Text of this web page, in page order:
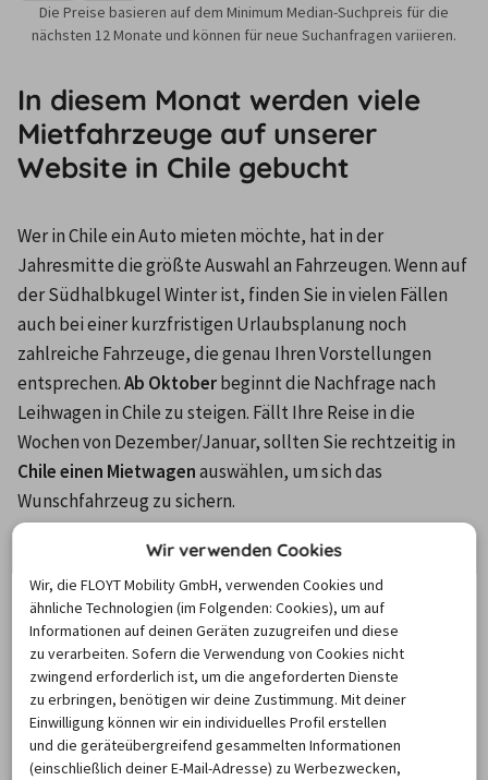
Die Preise basieren auf dem Minimum Median-Suchpreis für die
nächsten 12 Monate und können für neue Suchanfragen variieren.
In diesem Monat werden viele
Mietfahrzeuge auf unserer
Website in Chile gebucht
Wer in Chile ein Auto mieten möchte, hat in der
Jahresmitte die größte Auswahl an Fahrzeugen. Wenn auf
der Südhalbkugel Winter ist, finden Sie in vielen Fällen
auch bei einer kurzfristigen Urlaubsplanung noch
zahlreiche Fahrzeuge, die genau Ihren Vorstellungen
entsprechen. Ab Oktober beginnt die Nachfrage nach
Leihwagen in Chile zu steigen. Fällt Ihre Reise in die
Chile einen Mietwagen auswählen, um sich das
Wunschfahrzeug zu sichern.
Wie ist die durchschnittliche
Anmietdauer für ein Fahrzeug in
Chile?
ie durchschnittliche Dauer lag für eine Automiete in
Chile bei rund 7 Tagen. Viele Urlauber verbringen eine
ganze Woche in dem südamerikanischen Land, um sich die
Wir verwenden Cookies
Wir, die FLOYT Mobility GmbH, verwenden Cookies und
ähnliche Technologien (im Folgenden: Cookies), um auf
Informationen auf deinen Geräten zuzugreifen und diese
zu verarbeiten. Sofern die Verwendung von Cookies nicht
zwingend erforderlich ist, um die angeforderten Dienste
zu erbringen, benötigen wir deine Zustimmung. Mit deiner
Einwilligung können wir ein individuelles Profil erstellen
und die geräteübergreifend gesammelten Informationen
(einschließlich deiner E-Mail-Adresse) zu Werbezwecken,